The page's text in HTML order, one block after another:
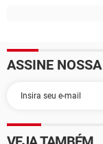
ASSINE